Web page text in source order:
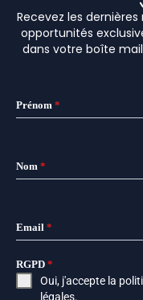
Recevez les
opportunités
dans votre boîte
Prénom *
Nom *
Email *
RGPD *
Oui, j'accepte la
légales.